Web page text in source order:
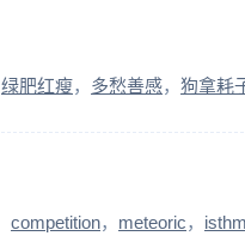
绿肥红瘦 多愁善感 狗拿耗
competition meteoric